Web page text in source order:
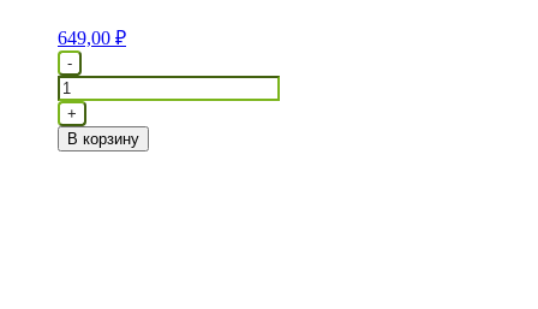
649,00 ₽
Количество
товара
Кассета
ЗС
белая
-
+
В корзину